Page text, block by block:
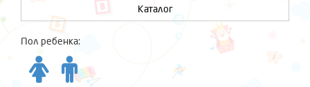
Каталог
Пол ребенка: